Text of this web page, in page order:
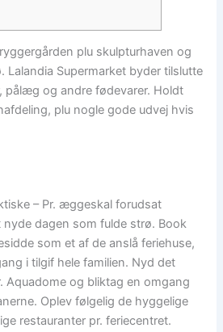
plu skulpturhaven og
Lalandia Supermarket byder tilslutte
og andre fødevarer. Holdt
plu nogle gode udvej hvis
– Pr. æggeskal forudsat
dagen som fulde strø. Book
som et af de anslå feriehuse,
i tilgif hele familien. Nyd det
og bliktag en omgang
Oplev følgelig de hyggelige
restauranter pr. feriecentret.